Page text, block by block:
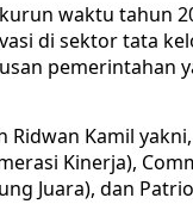
waktu tahun
di sektor tata
pemerintahan
Kamil
Kinerja),
Juara), dan